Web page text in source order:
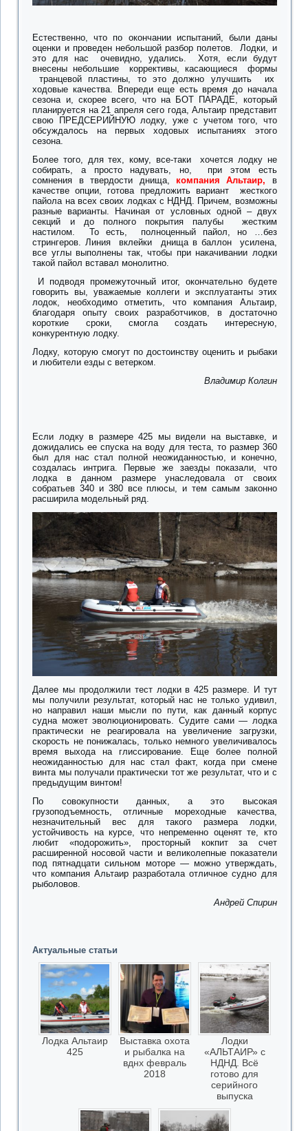
Естественно, что по окончании испытаний, были даны
оценки и проведен небольшой разбор полетов. Лодки, и
это для нас очевидно, удались. Хотя, если будут
внесены небольшие коррективы, касающиеся формы
транцевой пластины, то это должно улучшить их
ходовые качества. Впереди еще есть время до начала
сезона и, скорее всего, что на БОТ ПАРАДЕ, который
планируется на 21 апреля сего года, Альтаир представит
свою ПРЕДСЕРИЙНУЮ лодку, уже с учетом того, что
обсуждалось на первых ходовых испытаниях этого
сезона.
Более того, для тех, кому, все-таки хочется лодку не
собирать, а просто надувать, но, при этом есть
сомнения в твердости днища, компания Альтаир, в
качестве опции, готова предложить вариант жесткого
пайола на всех своих лодках с НДНД. Причем, возможны
разные варианты. Начиная от условных одной – двух
секций и до полного покрытия палубы жестким
настилом. То есть, полноценный пайол, но …без
стрингеров. Линия вклейки днища в баллон усилена,
все углы выполнены так, чтобы при накачивании лодки
такой пайол вставал монолитно.
И подводя промежуточный итог, окончательно будете
говорить вы, уважаемые коллеги и эксплуатанты этих
лодок, необходимо отметить, что компания Альтаир,
благодаря опыту своих разработчиков, в достаточно
короткие сроки, смогла создать интересную,
конкурентную лодку.
Лодку, которую смогут по достоинству оценить и рыбаки
и любители езды с ветерком.
Владимир Колгин
Если лодку в размере 425 мы видели на выставке, и
дожидались ее спуска на воду для теста, то размер 360
был для нас стал полной неожиданностью, и конечно,
создалась интрига. Первые же заезды показали, что
лодка в данном размере унаследовала от своих
собратьев 340 и 380 все плюсы, и тем самым законно
расширила модельный ряд.
Далее мы продолжили тест лодки в 425 размере. И тут
мы получили результат, который нас не только удивил,
но направил наши мысли по пути, как данный корпус
судна может эволюционировать. Судите сами — лодка
практически не реагировала на увеличение загрузки,
скорость не понижалась, только немного увеличивалось
время выхода на глиссирование. Еще более полной
неожиданностью для нас стал факт, когда при смене
винта мы получали практически тот же результат, что и с
предыдущим винтом!
По совокупности данных, а это высокая
грузоподъемность, отличные мореходные качества,
незначительный вес для такого размера лодки,
устойчивость на курсе, что непременно оценят те, кто
любит «подорожить», просторный кокпит за счет
расширенной носовой части и великолепные показатели
под пятнадцати сильном моторе — можно утверждать,
что компания Альтаир разработала отличное судно для
рыболовов.
Андрей Спирин
Актуальные статьи
Лодка Альтаир
425
Выставка охота
и рыбалка на
вднх февраль
2018
Лодки
«АЛЬТАИР» с
НДНД. Всё
готово для
серийного
выпуска